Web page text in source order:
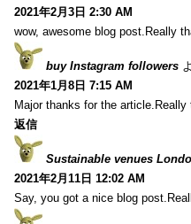
2021年2月3日 2:30 AM
wow, awesome blog post.Really
buy Instagram followers
2021年1月8日 7:15 AM
Major thanks for the article.Really
返信
Sustainable venues
2021年2月11日 12:02 AM
Say, you got a nice blog